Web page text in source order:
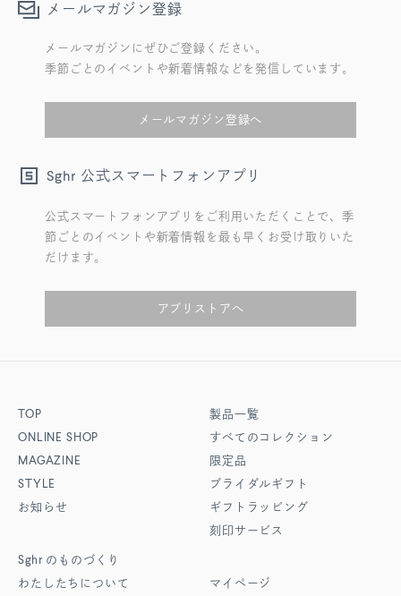
メールマガジン登録
メールマガジンにぜひご登録ください。
季節ごとのイベントや新着情報などを発信しています。
メールマガジン登録へ
Sghr 公式スマートフォンアプリ
公式スマートフォンアプリをご利用いただくことで、季
節ごとのイベントや新着情報を最も早くお受け取りいた
だけます。
アプリストアへ
TOP
ONLINE SHOP
MAGAZINE
STYLE
お知らせ
Sghr のものづくり
わたしたちについて
製品一覧
すべてのコレクション
限定品
ブライダルギフト
ギフトラッピング
刻印サービス
マイページ